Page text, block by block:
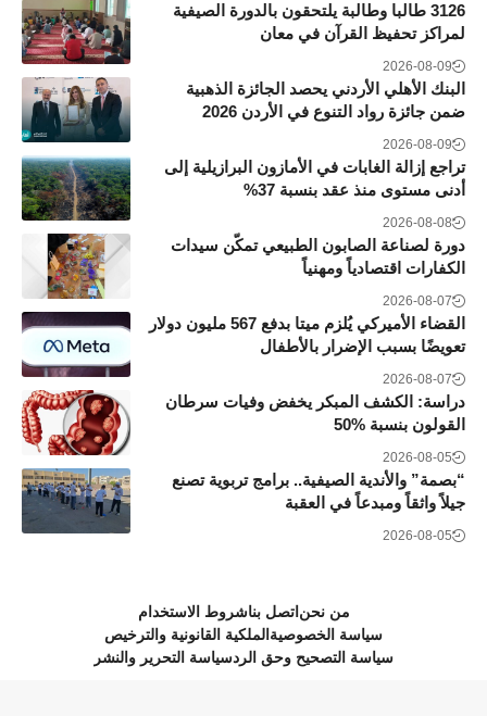
3126 طالبا وطالبة يلتحقون بالدورة الصيفية
لمراكز تحفيظ القرآن في معان
2026-08-09
البنك الأهلي الأردني يحصد الجائزة الذهبية
ضمن جائزة رواد التنوع في الأردن 2026
2026-08-09
تراجع إزالة الغابات في الأمازون البرازيلية إلى
أدنى مستوى منذ عقد بنسبة 37%
2026-08-08
دورة لصناعة الصابون الطبيعي تمكّن سيدات
الكفارات اقتصادياً ومهنياً
2026-08-07
القضاء الأميركي يُلزم ميتا بدفع 567 مليون دولار
تعويضًا بسبب الإضرار بالأطفال
2026-08-07
دراسة: الكشف المبكر يخفض وفيات سرطان
القولون بنسبة 50‎%‎
2026-08-05
“بصمة” والأندية الصيفية.. برامج تربوية تصنع
جيلاً واثقاً ومبدعاً في العقبة
2026-08-05
من نحن اتصل بناشروط الاستخدام
سياسة الخصوصية الملكية القانونية والترخيص
سياسة التصحيح وحق الردسياسة التحرير والنشر